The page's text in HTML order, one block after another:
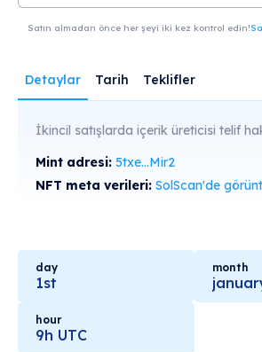
Satın almadan önce her şeyi iki kez kontrol edin!
Detaylar Tarih Teklifler
İkincil satışlarda içerik üreticisi telif
Mint adresi: 5txe...Mir2
NFT meta verileri: SolScan'de
day
1st
month
hour
9h UTC